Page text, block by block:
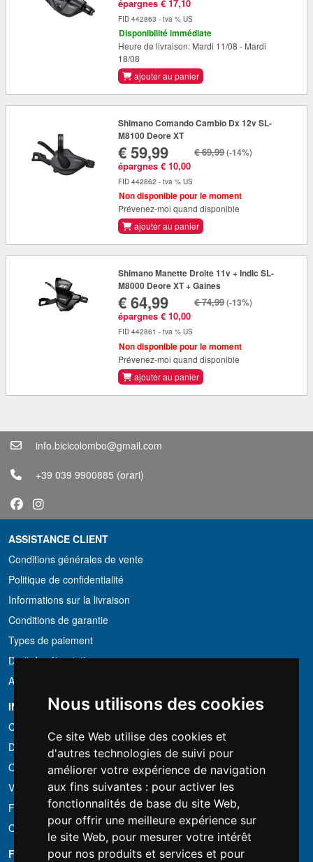
Nous utilisons des cookies
Ce site Web utilise des cookies et
d'autres technologies de suivi pour
améliorer votre expérience de navigation
aux fins suivantes : pour activer les
fonctionnalités de base du site Web,
pour offrir une meilleure expérience sur
le site Web, pour mesurer votre intérêt
pour nos produits et services et pour
épargnes € 17,10
FID 442863 - tva % US
Disponibilité immédiate
Heure de livraison: Mardi 11/08 - Mardi
18/08
ajouter au panier
Shimano Comando Cambio Dx 12v SL-
M8100 Deore XT
€ 59,99
épargnes € 10,00
€ 69,99(-14%)
FID 442862 - tva % US
Non disponible pour le moment
Prévenez-moi quand disponible
ajouter au panier
Shimano Manette Droite 11v + Indic SL-
M8000 Deore XT + Gaines
€ 64,99
épargnes € 10,00
€ 74,99(-13%)
FID 442861 - tva % US
Non disponible pour le moment
Prévenez-moi quand disponible
ajouter au panier
info.bicicolombo@gmail.com
+39 039 9900885 (orari)
ASSISTANCE CLIENT
Conditions générales de vente
Politique de confidentialité
Informations sur la livraison
Conditions de garantie
Types de paiement
Droit de rétractation
Application de la TVA
INFORMATION
Conditions de location
Devis
Offre groupée
Vous avez trouvé moins cher?
Financement
Occasion
FOTOCOLOMBO.IT